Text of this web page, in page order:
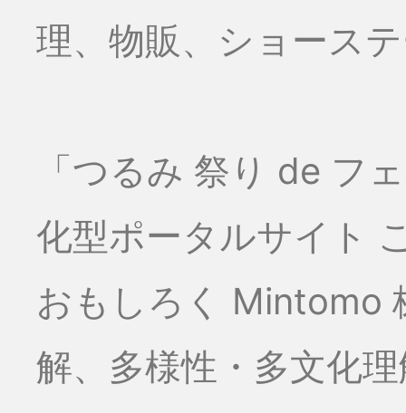
理、物販、ショース
「つるみ 祭り de フ
化型ポータルサイト
おもしろく Mintomo
解、多様性・多文化